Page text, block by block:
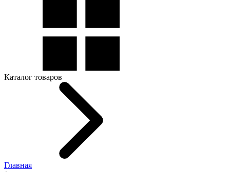
Каталог товаров
Главная